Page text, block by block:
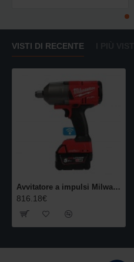
VISTI DI RECENTE
Avvitatore a impulsi Milwaukee 3/4" M18 ONEFHIWF34-502X con ONE-KEY™
816.18€